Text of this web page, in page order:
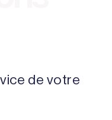
de votre